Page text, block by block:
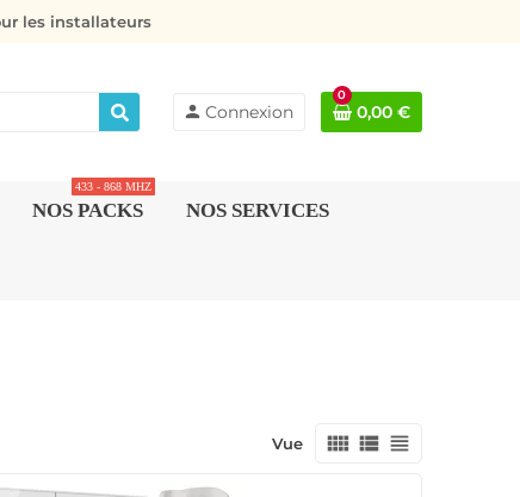
les installateurs
person Connexion
0
0,00 €
NOS PACKS
433 - 868 MHZ
NOS SERVICES
Vue view_comfy view_list view_headline